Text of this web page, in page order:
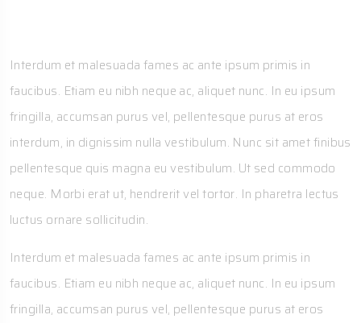
Interdum et malesuada fames ac ante ipsum primis in
faucibus. Etiam eu nibh neque ac, aliquet nunc. In eu ipsum
fringilla, accumsan purus vel, pellentesque purus at eros
interdum, in dignissim nulla vestibulum. Nunc sit amet finibus
pellentesque quis magna eu vestibulum. Ut sed commodo
neque. Morbi erat ut, hendrerit vel tortor. In pharetra lectus
luctus ornare sollicitudin.
Interdum et malesuada fames ac ante ipsum primis in
faucibus. Etiam eu nibh neque ac, aliquet nunc. In eu ipsum
fringilla, accumsan purus vel, pellentesque purus at eros